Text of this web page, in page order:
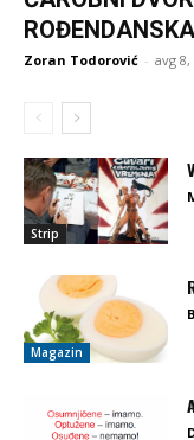
Zoran Todorović - avg 8,
Strip
Magazin